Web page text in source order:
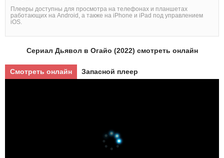
Плееры доступны для просмотра на телефонах и планшетах
работающих на Android, а также на iPhone и iPad под управлением
iOS.
Сериал Дьявол в Огайо (2022) смотреть онлайн
Смотреть онлайн Запасной плеер